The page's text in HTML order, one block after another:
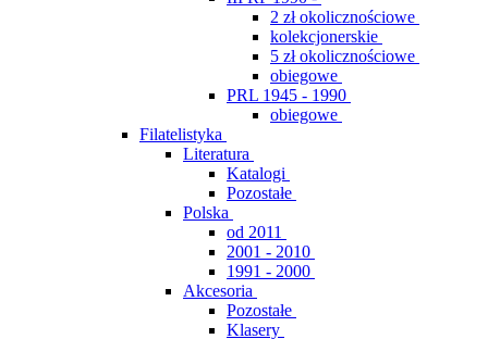
2 zł okolicznościowe
kolekcjonerskie
5 zł okolicznościowe
obiegowe
PRL 1945 - 1990
obiegowe
Filatelistyka
Literatura
Katalogi
Pozostałe
Polska
od 2011
2001 - 2010
1991 - 2000
Akcesoria
Pozostałe
Klasery